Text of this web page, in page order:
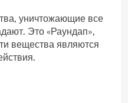
уничтожающие все
Это «Раундап»,
вещества являются